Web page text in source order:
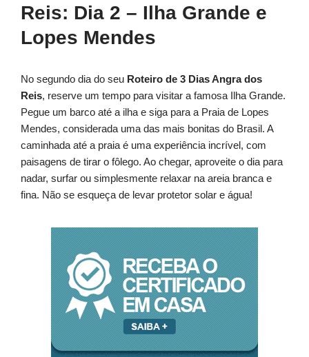
Reis: Dia 2 – Ilha Grande e
Lopes Mendes
No segundo dia do seu Roteiro de 3 Dias Angra dos
Reis, reserve um tempo para visitar a famosa Ilha Grande.
Pegue um barco até a ilha e siga para a Praia de Lopes
Mendes, considerada uma das mais bonitas do Brasil. A
caminhada até a praia é uma experiência incrível, com
paisagens de tirar o fôlego. Ao chegar, aproveite o dia para
nadar, surfar ou simplesmente relaxar na areia branca e
fina. Não se esqueça de levar protetor solar e água!